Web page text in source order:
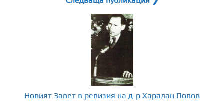
Новият Завет в ревизия на д-р Харалан Попов